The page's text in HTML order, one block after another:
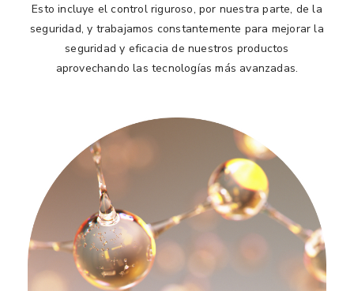
Esto incluye el control riguroso, por nuestra parte, de la
seguridad, y trabajamos constantemente para mejorar la
seguridad y eficacia de nuestros productos
aprovechando las tecnologías más avanzadas.